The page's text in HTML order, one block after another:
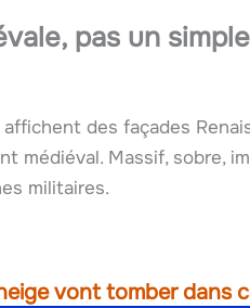
pas un
affichent des façades
médiéval. Massif, sobre,
militaires.
vont tomber dans